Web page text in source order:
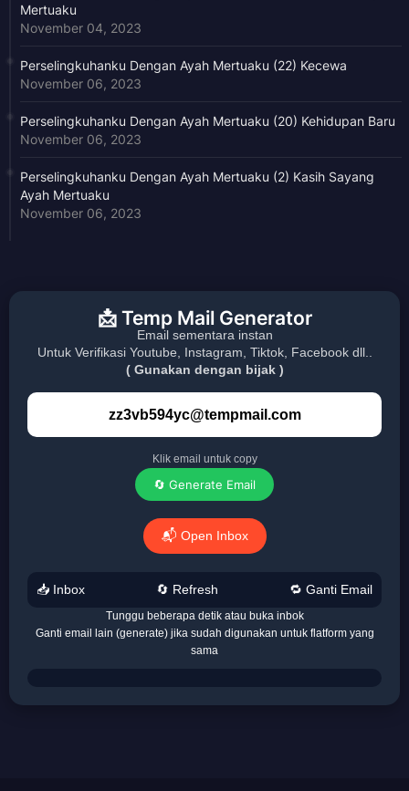
Mertuaku
November 04, 2023
Perselingkuhanku Dengan Ayah Mertuaku (22) Kecewa
November 06, 2023
Perselingkuhanku Dengan Ayah Mertuaku (20) Kehidupan Baru
November 06, 2023
Perselingkuhanku Dengan Ayah Mertuaku (2) Kasih Sayang
Ayah Mertuaku
November 06, 2023
📩 Temp Mail Generator
Email sementara instan
Untuk Verifikasi Youtube, Instagram, Tiktok, Facebook dll..
( Gunakan dengan bijak )
zz3vb594yc@tempmail.com
Klik email untuk copy
🔄 Generate Email
📬 Open Inbox
📥 Inbox 🔄 Refresh 🔁 Ganti Email
Tunggu beberapa detik atau buka inbok
Ganti email lain (generate) jika sudah digunakan untuk flatform yang
sama